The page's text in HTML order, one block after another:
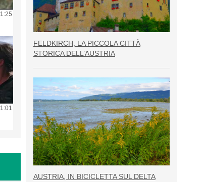
1:25
1:01
FELDKIRCH, LA PICCOLA CITTÀ
STORICA DELL’AUSTRIA
AUSTRIA, IN BICICLETTA SUL DELTA